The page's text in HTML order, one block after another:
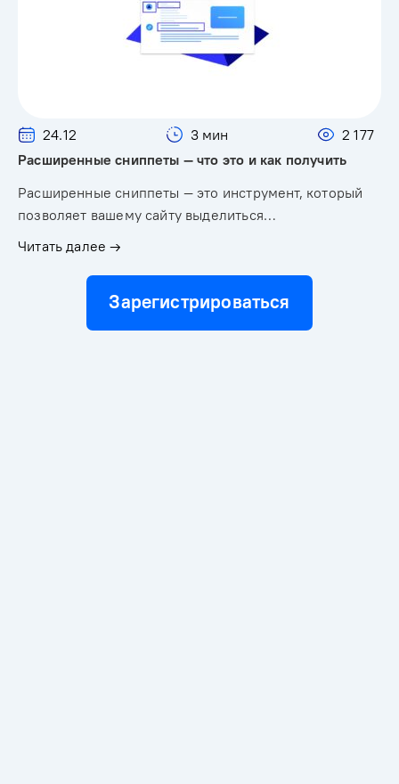
24.12 3 мин
2 177
Расширенные сниппеты — что это и как получить
Расширенные сниппеты — это инструмент, который
позволяет вашему сайту выделиться…
Читать далее →
Зарегистрироваться